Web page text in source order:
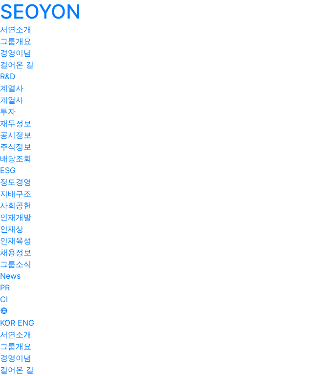
SEOYON
서연소개
그룹개요
경영이념
걸어온 길
R&D
계열사
계열사
투자
재무정보
공시정보
주식정보
배당조회
ESG
정도경영
지배구조
사회공헌
인재개발
인재상
인재육성
채용정보
그룹소식
News
PR
CI
KOR ENG
서연소개
그룹개요
경영이념
걸어온 길